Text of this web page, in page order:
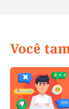
Você